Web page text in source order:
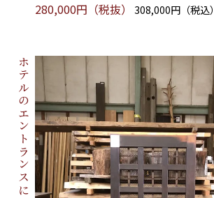
280,000円（税抜）
308,000円（税込）
ホテルのエントランスに